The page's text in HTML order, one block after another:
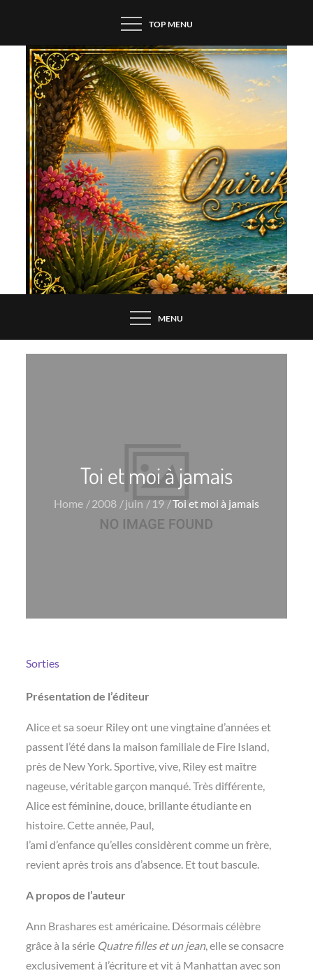
content
TOP MENU
MENU
Toi et moi à jamais
Home 2008 juin 19 Toi et moi à jamais
Sorties
Présentation de l’éditeur
Alice et sa soeur Riley ont une vingtaine d’années et
passent l’été dans la maison familiale de Fire Island,
près de New York. Sportive, vive, Riley est maître
nageuse, véritable garçon manqué. Très différente,
Alice est féminine, douce, brillante étudiante en
histoire. Cette année, Paul,
l’ami d’enfance qu’elles considèrent comme un frère,
revient après trois ans d’absence. Et tout bascule.
A propos de l’auteur
Ann Brashares est américaine. Désormais célèbre
grâce à la série Quatre filles et un jean, elle se consacre
exclusivement à l’écriture et vit à Manhattan avec son